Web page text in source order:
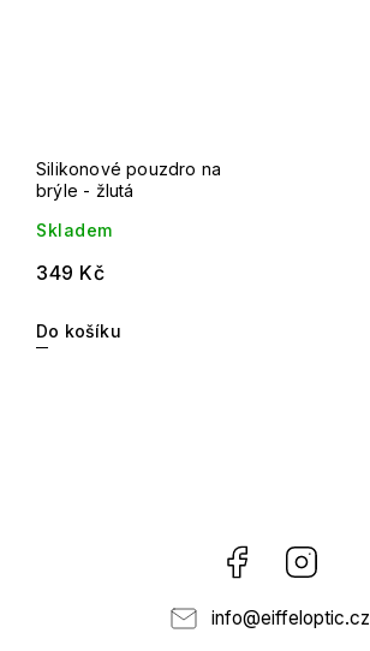
Silikonové pouzdro na
brýle - žlutá
Skladem
349 Kč
Do košíku
Facebook
info@eiffeloptic.cz